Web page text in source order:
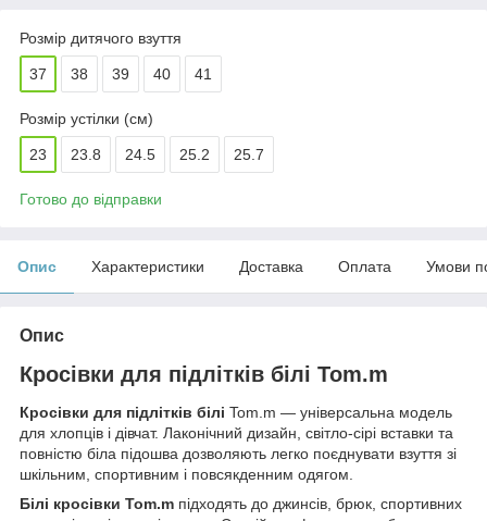
Розмір дитячого взуття
37 38 39 40 41
Розмір устілки (см)
23 23.8 24.5 25.2 25.7
Готово до відправки
Опис Характеристики Доставка Оплата Умови
Опис
Кросівки для підлітків білі Tom.m
Кросівки для підлітків білі Tom.m — універсальна модель
для хлопців і дівчат. Лаконічний дизайн, світло-сірі вставки та
повністю біла підошва дозволяють легко поєднувати взуття зі
шкільним, спортивним і повсякденним одягом.
Білі кросівки Tom.m підходять до джинсів, брюк, спортивних